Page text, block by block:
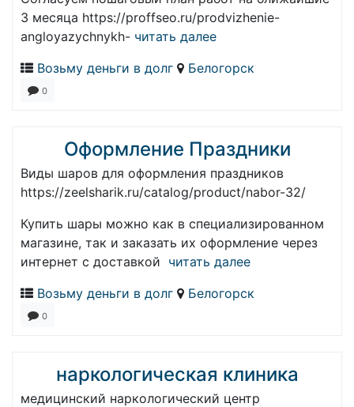
3 месяца https://proffseo.ru/prodvizhenie-
angloyazychnykh- читать далее
Возьму деньги в долг
Белогорск
0
Оформление Праздники
Виды шаров для оформления праздников
https://zeelsharik.ru/catalog/product/nabor-32/
Купить шары можно как в специализированном
магазине, так и заказать их оформление через
интернет с доставкой читать далее
Возьму деньги в долг
Белогорск
0
наркологическая клиника
медицинский наркологический центр